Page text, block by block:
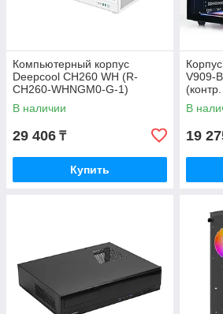
Компьютерный корпус
Deepcool CH260 WH (R-
CH260-WHNGM0-G-1)
В наличии
29 406 ₸
Купить
V909-
В
19